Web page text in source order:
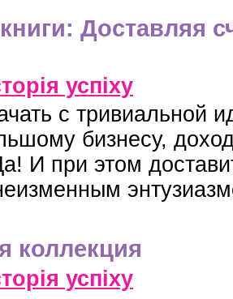
Доставляя
успіху
с тривиальной
бизнесу,
И при этом
коллекция
успіху